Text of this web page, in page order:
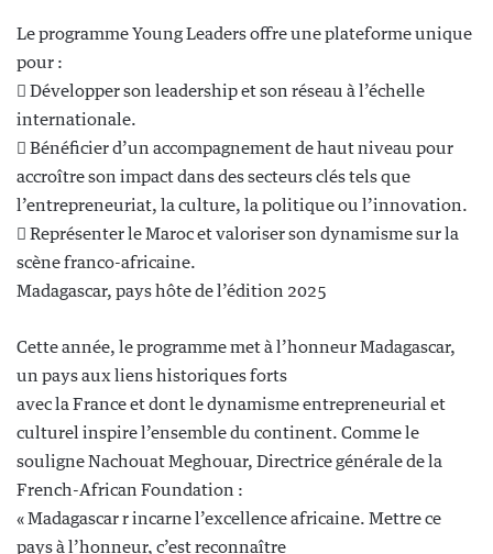
Le programme Young Leaders offre une plateforme unique
pour :
 Développer son leadership et son réseau à l’échelle
internationale.
 Bénéficier d’un accompagnement de haut niveau pour
accroître son impact dans des secteurs clés tels que
l’entrepreneuriat, la culture, la politique ou l’innovation.
 Représenter le Maroc et valoriser son dynamisme sur la
scène franco-africaine.
Madagascar, pays hôte de l’édition 2025
Cette année, le programme met à l’honneur Madagascar,
un pays aux liens historiques forts
avec la France et dont le dynamisme entrepreneurial et
culturel inspire l’ensemble du continent. Comme le
souligne Nachouat Meghouar, Directrice générale de la
French-African Foundation :
« Madagascar r incarne l’excellence africaine. Mettre ce
pays à l’honneur, c’est reconnaître